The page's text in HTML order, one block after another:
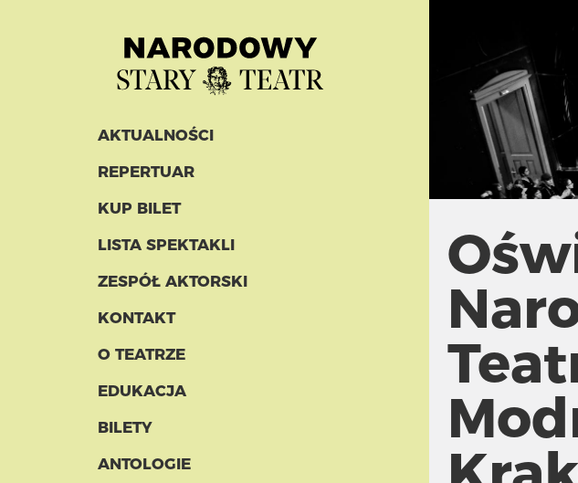
AKTUALNOŚCI
REPERTUAR
KUP BILET
LISTA SPEKTAKLI
ZESPÓŁ AKTORSKI
KONTAKT
O TEATRZE
EDUKACJA
BILETY
ANTOLOGIE